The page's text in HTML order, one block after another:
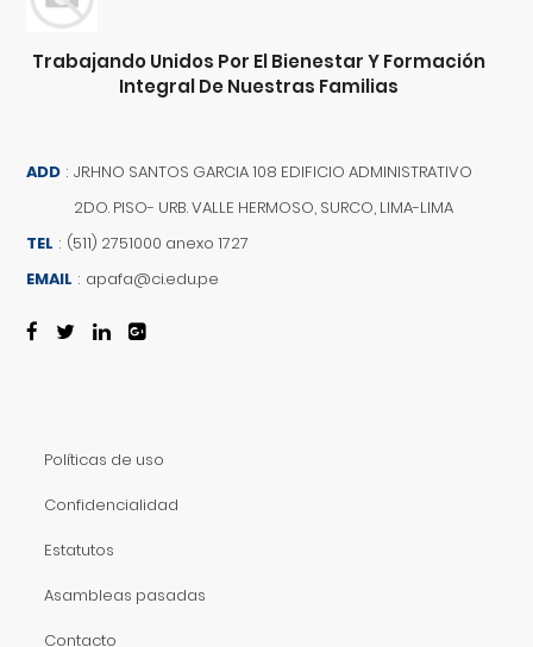
Trabajando Unidos Por El Bienestar Y Formación
Integral De Nuestras Familias
ADD : JR.HNO SANTOS GARCIA 108 EDIFICIO ADMINISTRATIVO
2DO. PISO- URB. VALLE HERMOSO, SURCO, LIMA-LIMA
TEL : (511) 2751000 anexo 1727
EMAIL : apafa@ci.edu.pe
Políticas de uso
Confidencialidad
Estatutos
Asambleas pasadas
Contacto